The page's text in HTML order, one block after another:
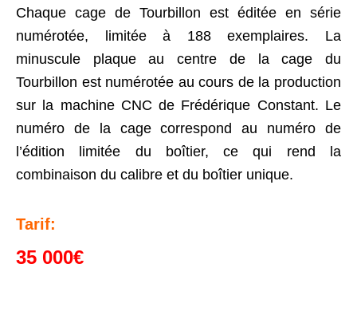
Chaque cage de Tourbillon est éditée en série
numérotée, limitée à 188 exemplaires. La
minuscule plaque au centre de la cage du
Tourbillon est numérotée au cours de la production
sur la machine CNC de Frédérique Constant. Le
numéro de la cage correspond au numéro de
l’édition limitée du boîtier, ce qui rend la
combinaison du calibre et du boîtier unique.
Tarif:
35 000€